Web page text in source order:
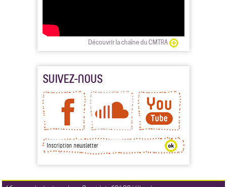
Découvrir la chaîne du CMTRA
SUIVEZ-NOUS